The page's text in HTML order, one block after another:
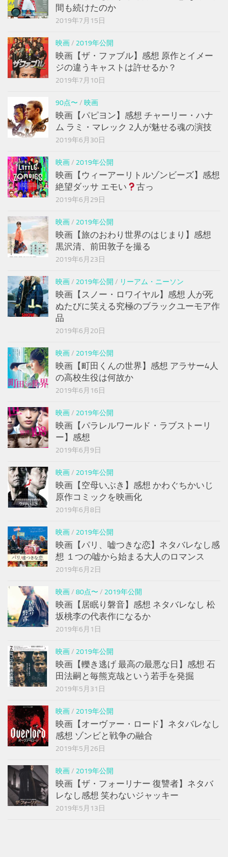
間も続けたのか
2019年7月15日
映画/ 2019年公開
映画【ザ・ファブル】感想 原作とイメー
ジの違うキャストは許せるか？
2019年7月10日
90点〜 / 映画
映画【パピヨン】感想 チャーリー・ハナ
ム ラミ・マレック 2人が魅せる魂の演技
2019年6月30日
映画/ 2019年公開
映画【ウィーアーリトルゾンビーズ】感想
絶望ダッサ エモい
古っ
2019年6月29日
映画/ 2019年公開
映画【旅のおわり世界のはじまり】感想
黒沢清、前田敦子を撮る
2019年6月23日
映画/ 2019年公開 / リーアム・ニーソン
映画【スノー・ロワイヤル】感想 人が死
ぬたびに笑える究極のブラックユーモア作
品
2019年6月20日
映画/ 2019年公開
映画【町田くんの世界】感想 アラサー4人
の高校生役は何故か
2019年6月16日
映画/ 2019年公開
映画【パラレルワールド・ラブストーリ
ー】感想
2019年6月9日
映画/ 2019年公開
映画【空母いぶき】感想 かわぐちかいじ
原作コミックを映画化
2019年6月8日
映画/ 2019年公開
映画【パリ、嘘つきな恋】ネタバレなし感
想 １つの嘘から始まる大人のロマンス
2019年6月2日
映画/ 80点〜 / 2019年公開
映画【居眠り磐音】感想 ネタバレなし 松
坂桃李の代表作になるか
2019年6月1日
映画/ 2019年公開
映画【轢き逃げ 最高の最悪な日】感想 石
田法嗣と毎熊克哉という若手を発掘
2019年5月31日
映画/ 2019年公開
映画【オーヴァー・ロード】ネタバレなし
感想 ゾンビと戦争の融合
2019年5月26日
映画/ 2019年公開
映画【ザ・フォーリナー 復讐者】ネタバ
レなし感想 笑わないジャッキー
2019年5月13日